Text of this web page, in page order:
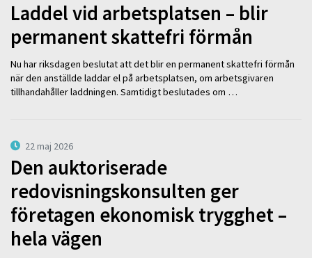
Laddel vid arbetsplatsen – blir
permanent skattefri förmån
Nu har riksdagen beslutat att det blir en permanent skattefri förmån
när den anställde laddar el på arbetsplatsen, om arbetsgivaren
tillhandahåller laddningen. Samtidigt beslutades om …
22 maj 2026
Den auktoriserade
redovisningskonsulten ger
företagen ekonomisk trygghet –
hela vägen